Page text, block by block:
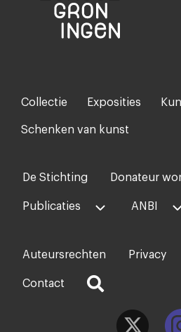
Footer-
menu
Collectie Exposities
Schenken van kunst
Voet
midden
De Stichting Donateur
Publicaties ANBI
Voet
rechts
Auteursrechten Privacy
Contact